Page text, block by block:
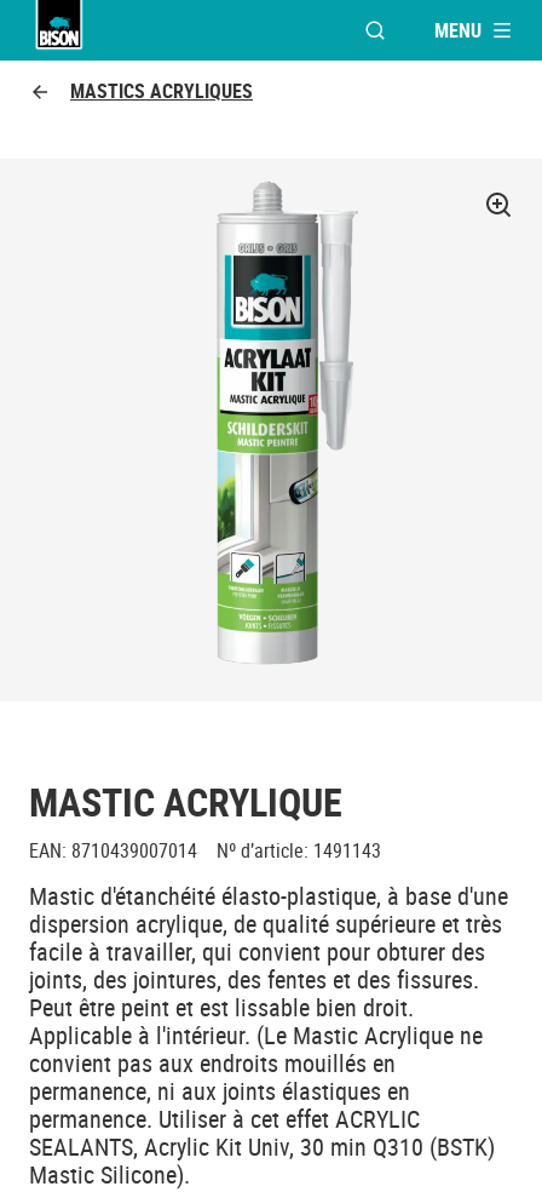
OUVRIR LAMENU
MASTICS ACRYLIQUES
MASTIC ACRYLIQUE
EAN: 8710439007014 Nº d’article: 1491143
Mastic d'étanchéité élasto-plastique, à base d'une
dispersion acrylique, de qualité supérieure et très
facile à travailler, qui convient pour obturer des
joints, des jointures, des fentes et des fissures.
Peut être peint et est lissable bien droit.
Applicable à l'intérieur. (Le Mastic Acrylique ne
convient pas aux endroits mouillés en
permanence, ni aux joints élastiques en
permanence. Utiliser à cet effet ACRYLIC
SEALANTS, Acrylic Kit Univ, 30 min Q310 (BSTK)
Mastic Silicone).